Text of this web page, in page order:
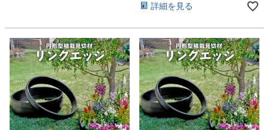
詳細を見る